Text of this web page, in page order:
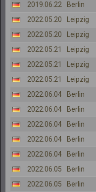
2019.06.22
Berlin
2022.05.20
Leipzig
2022.05.20
Leipzig
2022.05.21
Leipzig
2022.05.21
Leipzig
2022.05.21
Leipzig
2022.06.04
Berlin
2022.06.04
Berlin
2022.06.04
Berlin
2022.06.04
Berlin
2022.06.04
Berlin
2022.06.05
Berlin
2022.06.05
Berlin